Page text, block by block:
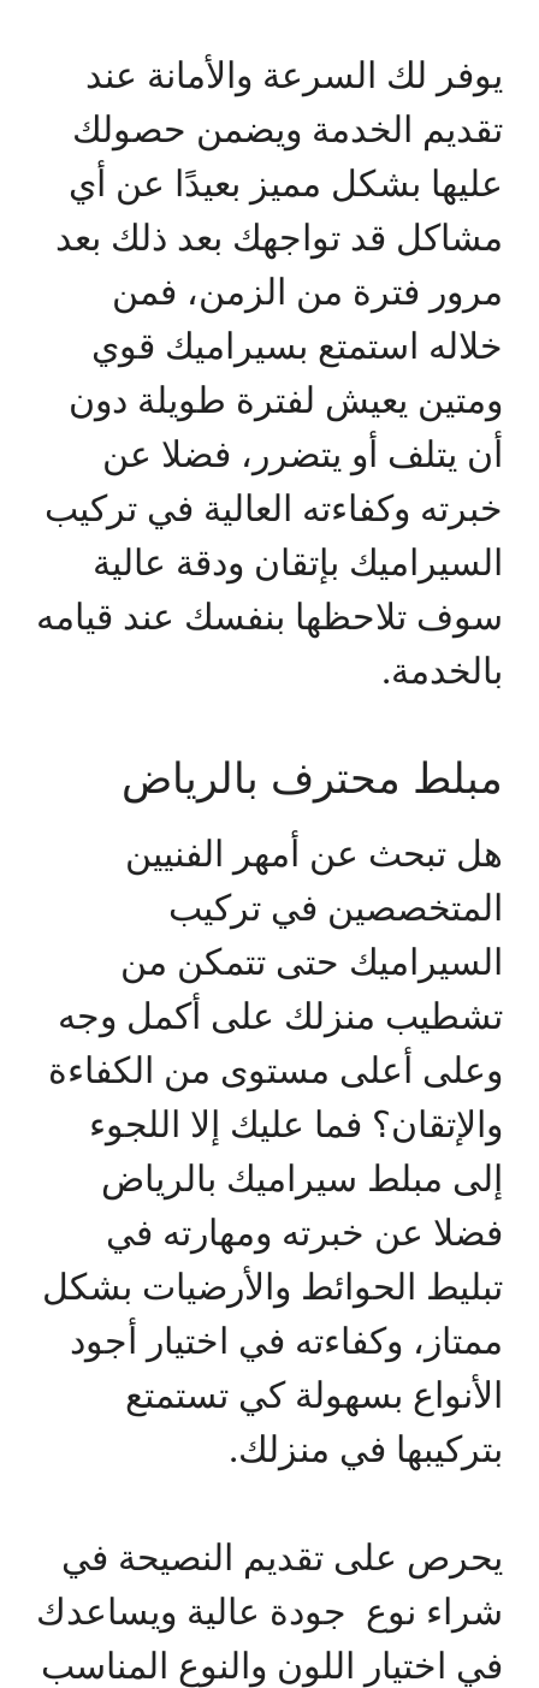
يوفر لك السرعة والأمانة عند
تقديم الخدمة ويضمن حصولك
عليها بشكل مميز بعيدًا عن أي
مشاكل قد تواجهك بعد ذلك بعد
مرور فترة من الزمن، فمن
خلاله استمتع بسيراميك قوي
ومتين يعيش لفترة طويلة دون
أن يتلف أو يتضرر، فضلا عن
خبرته وكفاءته العالية في تركيب
السيراميك بإتقان ودقة عالية
سوف تلاحظها بنفسك عند قيامه
بالخدمة.
مبلط محترف بالرياض
هل تبحث عن أمهر الفنيين
المتخصصين في تركيب
السيراميك حتى تتمكن من
تشطيب منزلك على أكمل وجه
وعلى أعلى مستوى من الكفاءة
والإتقان؟ فما عليك إلا اللجوء
إلى مبلط سيراميك بالرياض
فضلا عن خبرته ومهارته في
تبليط الحوائط والأرضيات بشكل
ممتاز، وكفاءته في اختيار أجود
الأنواع بسهولة كي تستمتع
بتركيبها في منزلك.
يحرص على تقديم النصيحة في
شراء نوع جودة عالية ويساعدك
في اختيار اللون والنوع المناسب